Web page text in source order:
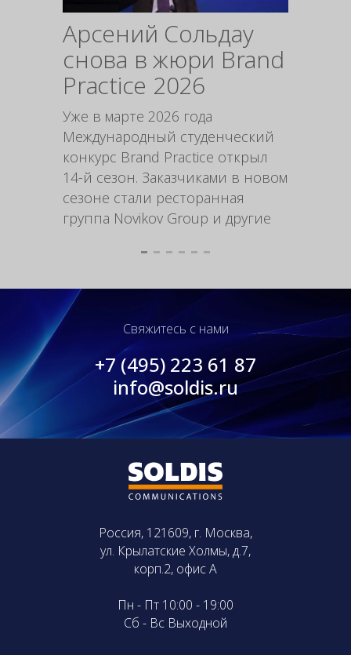
Арсений Сольдау
снова в жюри Brand
Practice 2026
Уже в марте 2026 года
Международный студенческий
конкурс Brand Practice открыл
14-й сезон. Заказчиками в новом
сезоне стали ресторанная
группа Novikov Group и другие
Свяжитесь с нами
+7 (495) 223 61 87
info@soldis.ru
Россия, 121609, г. Москва,
ул. Крылатские Холмы, д.7,
корп.2, офис А
Пн - Пт 10:00 - 19:00
Сб - Вс Выходной